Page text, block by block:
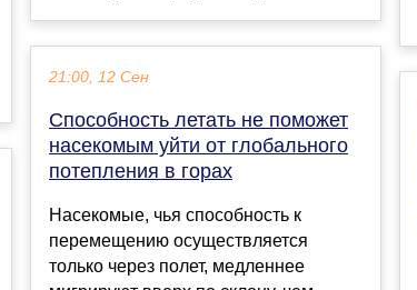
21:00, 12 Сен
Способность летать не поможет
насекомым уйти от глобального
потепления в горах
Насекомые, чья способность к
перемещению осуществляется
только через полет, медленнее